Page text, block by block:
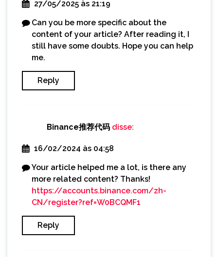
27/05/2025 às 21:19
Can you be more specific about the
content of your article? After reading it, I
still have some doubts. Hope you can help
me.
Reply
Binance推荐代码 disse:
16/02/2024 às 04:58
Your article helped me a lot, is there any
more related content? Thanks!
https://accounts.binance.com/zh-
CN/register?ref=W0BCQMF1
Reply